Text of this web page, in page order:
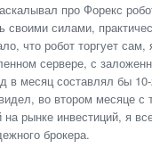
про Форекс
своими силами,
что робот торгует сам,
сервере, с
в месяц составлял бы
во втором месяце с
рынке инвестиций, я
брокера.